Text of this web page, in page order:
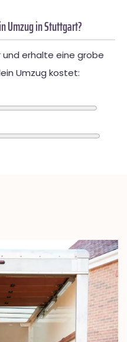
Umzug in Stuttgart?
erhalte eine grobe
Umzug kostet: